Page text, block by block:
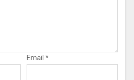
Email *